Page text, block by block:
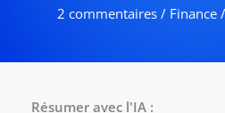
2 commentaires / Finance
Résumer avec l'IA :